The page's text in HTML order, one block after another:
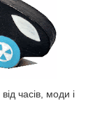
часів, моди і